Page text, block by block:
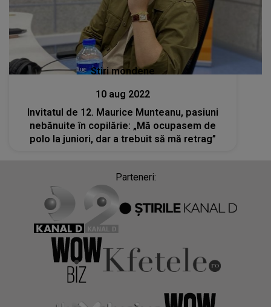
Stiri mondene
10 aug 2022
Invitatul de 12. Maurice Munteanu, pasiuni
nebănuite în copilărie: „Mă ocupasem de
polo la juniori, dar a trebuit să mă retrag”
Parteneri: